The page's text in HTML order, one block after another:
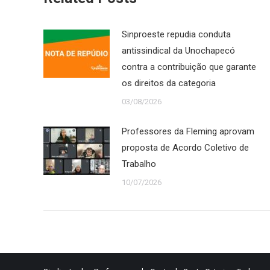
Sinproeste repudia conduta
antissindical da Unochapecó
contra a contribuição que garante
os direitos da categoria
03/08/2026
Professores da Fleming aprovam
proposta de Acordo Coletivo de
Trabalho
10/07/2026